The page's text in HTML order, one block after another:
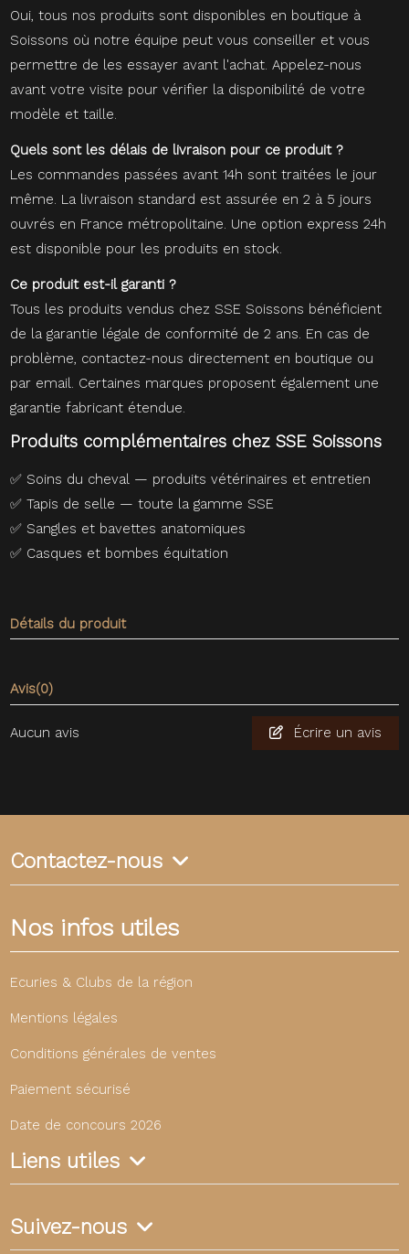
Oui, tous nos produits sont disponibles en boutique à
Soissons où notre équipe peut vous conseiller et vous
permettre de les essayer avant l'achat. Appelez-nous
avant votre visite pour vérifier la disponibilité de votre
modèle et taille.
Quels sont les délais de livraison pour ce produit ?
Les commandes passées avant 14h sont traitées le jour
même. La livraison standard est assurée en 2 à 5 jours
ouvrés en France métropolitaine. Une option express 24h
est disponible pour les produits en stock.
Ce produit est-il garanti ?
Tous les produits vendus chez SSE Soissons bénéficient
de la garantie légale de conformité de 2 ans. En cas de
problème, contactez-nous directement en boutique ou
par email. Certaines marques proposent également une
garantie fabricant étendue.
Produits complémentaires chez SSE Soissons
✅ Soins du cheval — produits vétérinaires et entretien
✅Tapis de selle — toute la gamme SSE
✅ Sangles et bavettes anatomiques
✅ Casques et bombes équitation
Détails du produit
Avis(0)
Aucun avis Écrire un avis
Contactez-nous
Nos infos utiles
Ecuries & Clubs de la région
Mentions légales
Conditions générales de ventes
Paiement sécurisé
Date de concours 2026
Liens utiles
Suivez-nous